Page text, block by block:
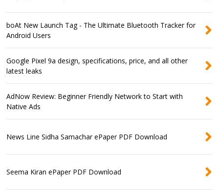
boAt New Launch Tag - The Ultimate Bluetooth Tracker for
Android Users
Google Pixel 9a design, specifications, price, and all other
latest leaks
AdNow Review: Beginner Friendly Network to Start with
Native Ads
News Line Sidha Samachar ePaper PDF Download
Seema Kiran ePaper PDF Download